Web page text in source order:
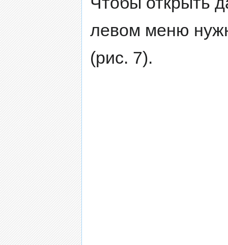
левом меню
(рис. 7).